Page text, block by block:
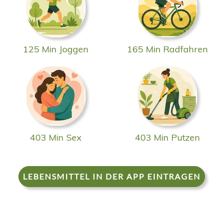
125 Min Joggen 165 Min Radfahren
403 Min Sex 403 Min Putzen
LEBENSMITTEL IN DER APP EINTRAGEN